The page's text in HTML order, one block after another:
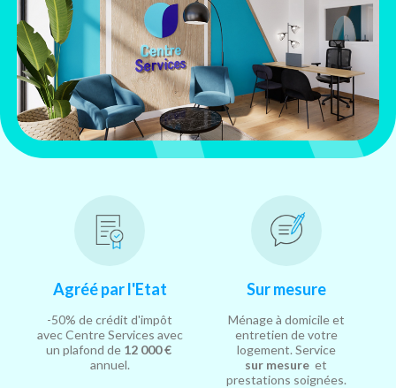
Agréé par l'Etat
-50% de crédit d'impôt
avec Centre Services avec
un plafond de 12 000 €
annuel.
Sur mesure
Ménage à domicile et
entretien de votre
logement. Service
sur mesure et
prestations soignées.